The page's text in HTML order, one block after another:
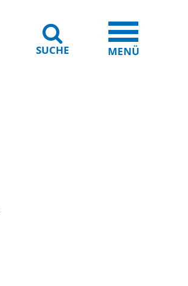
SUCHE MENÜ